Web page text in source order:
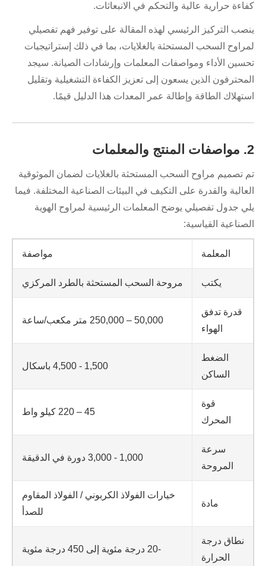
كفاءة حرارية عالية والتحكم في الانبعاثات.
ينصب التركيز الرئيسي لهذه المقالة على توفير فهم تفصيلي
لمراوح السحب المستحثة بالغلايات، بما في ذلك إستراتيجيات
تحسين الأداء ومواصفات المعلمات وإرشادات الصيانة. سيجد
المحترفون الذين يسعون إلى تعزيز الكفاءة التشغيلية وتقليل
استهلاك الطاقة وإطالة عمر المعدات هذا الدليل قيمًا.
2. مواصفات المنتج والمعلمات
تم تصميم مراوح السحب المستحثة بالغلايات لضمان الموثوقية
العالية والقدرة على التكيف في البيئات الصناعية المختلفة. فيما
يلي جدول تفصيلي يوضح المعلمات الرئيسية لمراوح الهوية
الصناعية القياسية:
المعلمة مواصفة
يكتب مروحة السحب المستحثة بالطرد المركزي
قدرة تدفق
الهواء
50,000 – 250,000 متر مكعب/ساعة
الضغط
الساكن
1,500 - 4,500 باسكال
قوة
المحرك
45 – 220 كيلو واط
سرعة
المروحة
1,000 - 3,000 دورة في الدقيقة
مادة
خيارات الفولاذ الكربوني / الفولاذ المقاوم
للصدأ
نطاق درجة
الحرارة
-20 درجة مئوية إلى 450 درجة مئوية